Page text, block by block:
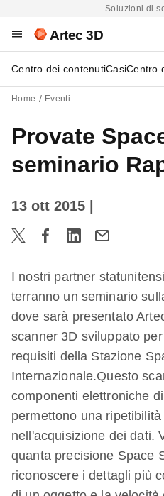
Soluzioni di
Artec 3D
Centro dei contenutiCasiCentro
Home Eventi
Provate
seminario
13 ott 2015
I nostri partner statunitensi
terranno un seminario
dove sarà presentato
scanner 3D sviluppato
requisiti della Stazione
Internazionale.Questo
componenti elettroniche
permettono una
nell'acquisizione dei dati.
quanta precisione Space
riconoscere i dettagli più